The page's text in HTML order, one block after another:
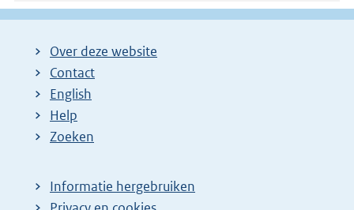
k
Over deze website
Contact
English
Help
Zoeken
Informatie hergebruiken